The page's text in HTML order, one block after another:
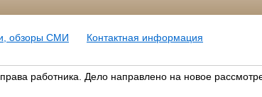
обзоры СМИ
Контактная информация
работника. Дело направлено на новое